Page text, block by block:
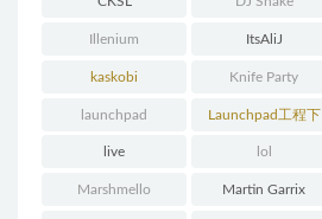
Illenium ItsAliJ
kaskobi Knife Party
launchpad Launchpad工程下
载
live lol
Marshmello Martin Garrix